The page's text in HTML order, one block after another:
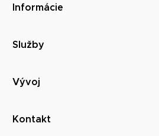
Informácie
Služby
Vývoj
Kontakt